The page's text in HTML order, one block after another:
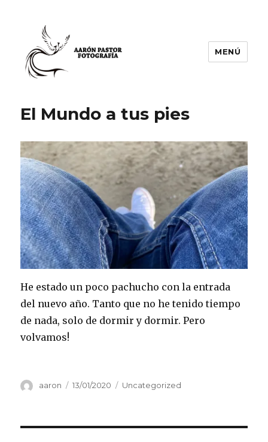
MENÚ
El Mundo a tus pies
He estado un poco pachucho con la entrada
del nuevo año. Tanto que no he tenido tiempo
de nada, solo de dormir y dormir. Pero
volvamos!
Autor
aaron
Publicado
13/01/2020 Categorías
Uncategorized